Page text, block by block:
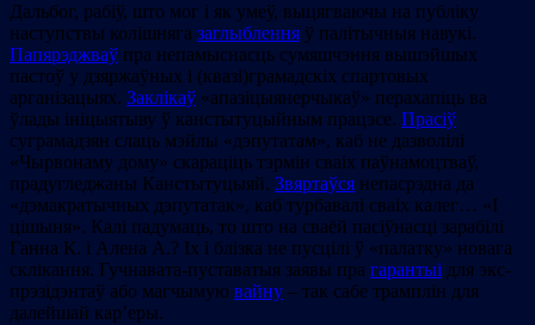
Дальбог, рабіў, што мог і як умеў, выцягваючы на публіку
наступствы колішняга заглыблення ў палітычныя навукі.
Папярэджваў пра непамыснасць сумяшчэння вышэйшых
пастоў у дзяржаўных і (квазі)грамадскіх спартовых
арганізацыях. Заклікаў «апазіцыянерчыкаў» перахапіць ва
ўлады ініцыятыву ў канстытуцыйным працэсе. Прасіў
суграмадзян слаць мэйлы «дэпутатам», каб не дазволілі
«Чырвонаму дому» скараціць тэрмін сваіх паўнамоцтваў,
прадугледжаны Канстытуцыяй. Звяртаўся непасрэдна да
«дэмакратычных дэпутатак», каб турбавалі сваіх калег… «І
цішыня». Калі падумаць, то што на сваёй пасіўнасці зарабілі
Ганна К. і Алена А.? Іх і блізка не пусцілі ў «палатку» новага
склікання. Гучнавата-пуставатыя заявы пра гарантыі для экс-
прэзідэнтаў або магчымую вайну – так сабе трамплін для
далейшай кар’еры.